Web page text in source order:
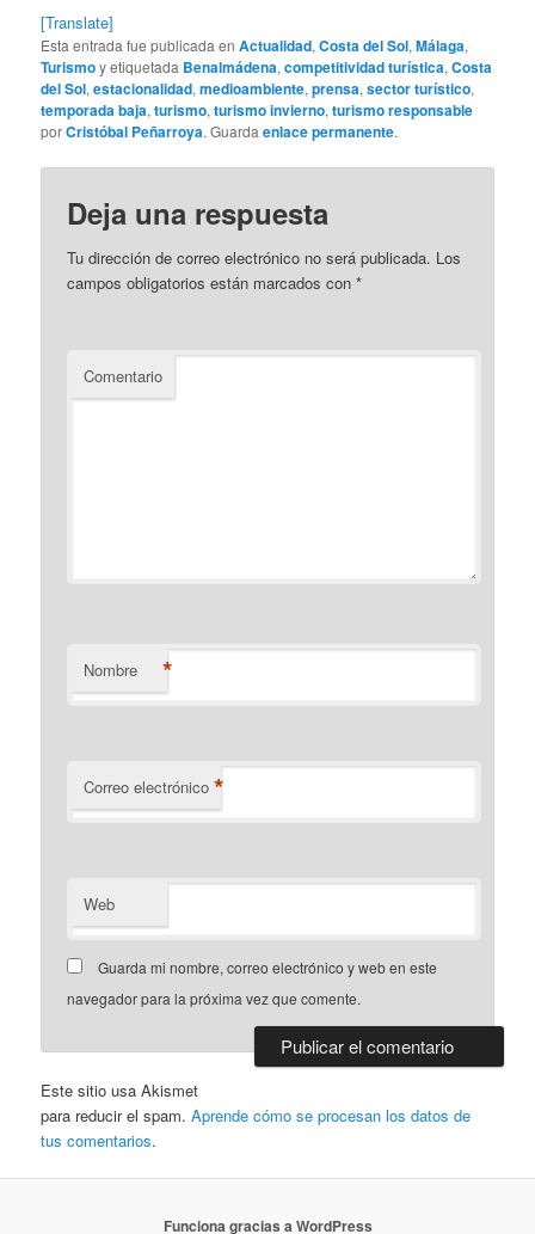
[Translate]
Esta entrada fue publicada enActualidad,Costa del Sol,Málaga,
Turismoy etiquetada Benalmádena,competitividad turística,Costa
del Sol,estacionalidad,medioambiente,prensa,sector turístico,
temporada baja,turismo,turismo invierno,turismo responsable
porCristóbal Peñarroya. Guardaenlace permanente.
Deja una respuesta
Tu dirección de correo electrónico no será publicada. Los
campos obligatorios están marcados con*
Comentario
Nombre *
Correo electrónico *
Web
Guarda mi nombre, correo electrónico y web en este
navegador para la próxima vez que comente.
Este sitio usa Akismet
para reducir el spam.Aprende cómo se procesan los datos de
tus comentarios.
Funciona gracias a WordPress